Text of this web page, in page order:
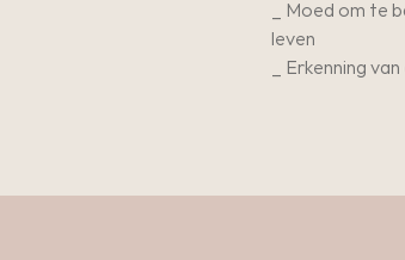
_ Moed om te
leven
_ Erkenning